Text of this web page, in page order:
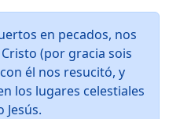
en pecados, nos
(por gracia sois
él nos resucitó, y
los lugares celestiales
Jesús.